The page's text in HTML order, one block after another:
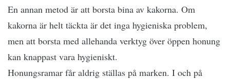
En annan metod är att borsta bina av kakorna. Om
kakorna är helt täckta är det inga hygieniska problem,
men att borsta med allehanda verktyg över öppen honung
kan knappast vara hygieniskt.
Honungsramar får aldrig ställas på marken. I och på